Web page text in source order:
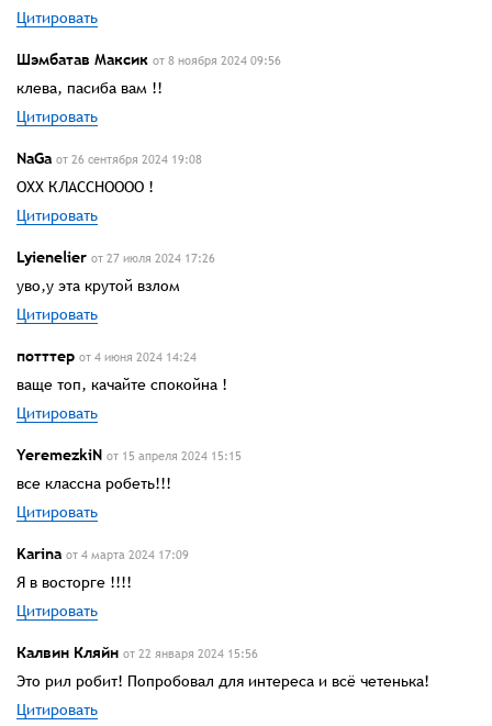
Цитировать
Шэмбатав Максик от 8 ноября 2024 09:56
клева, пасиба вам !!
Цитировать
NaGa от 26 сентября 2024 19:08
ОХХ КЛАССНОООО !
Цитировать
Lyienelier от 27 июля 2024 17:26
уво,у эта крутой взлом
Цитировать
потттер от 4 июня 2024 14:24
ваще топ, качайте спокойна !
Цитировать
YeremezkiN от 15 апреля 2024 15:15
все классна робеть!!!
Цитировать
Karina от 4 марта 2024 17:09
Я в восторге !!!!
Цитировать
Калвин Кляйн от 22 января 2024 15:56
Это рил робит! Попробовал для интереса и всё четенька!
Цитировать